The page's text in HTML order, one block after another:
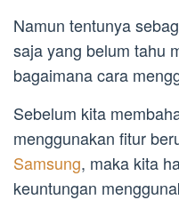
Namun tentunya
saja yang belum tahu
bagaimana cara
Sebelum kita
menggunakan fitur
Samsung, maka kita
keuntungan